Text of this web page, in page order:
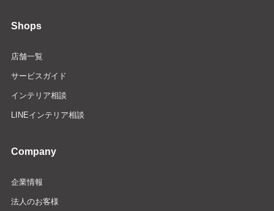
Shops
店舗一覧
サービスガイド
インテリア相談
LINEインテリア相談
Company
企業情報
法人のお客様